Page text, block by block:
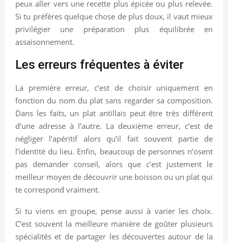
peux aller vers une recette plus épicée ou plus relevée.
Si tu préfères quelque chose de plus doux, il vaut mieux
privilégier une préparation plus équilibrée en
assaisonnement.
Les erreurs fréquentes à éviter
La première erreur, c’est de choisir uniquement en
fonction du nom du plat sans regarder sa composition.
Dans les faits, un plat antillais peut être très différent
d’une adresse à l’autre. La deuxième erreur, c’est de
négliger l’apéritif alors qu’il fait souvent partie de
l’identité du lieu. Enfin, beaucoup de personnes n’osent
pas demander conseil, alors que c’est justement le
meilleur moyen de découvrir une boisson ou un plat qui
te correspond vraiment.
Si tu viens en groupe, pense aussi à varier les choix.
C’est souvent la meilleure manière de goûter plusieurs
spécialités et de partager les découvertes autour de la